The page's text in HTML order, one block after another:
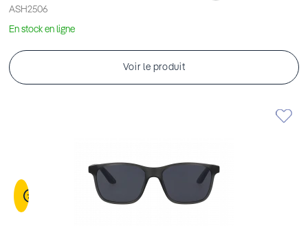
ASH2506
En stock en ligne
Voir le produit